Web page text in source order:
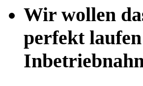
Wir wollen
perfekt